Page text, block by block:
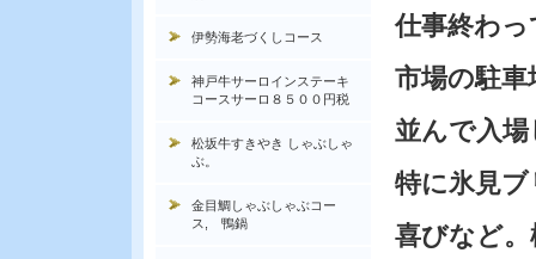
仕事終わ
市場の駐
並んで入
特に氷見
喜びなど
伊勢海老づくしコース
神戸牛サーロインステーキ
コースサーロ８５００円税
松坂牛すきやき しゃぶしゃ
ぶ。
金目鯛しゃぶしゃぶコー
ス, 鴨鍋